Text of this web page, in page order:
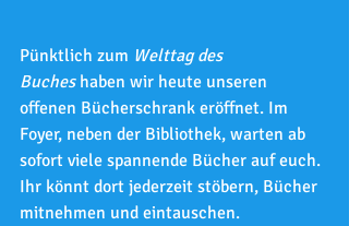
Pünktlich zum Welttag des
Buches haben wir heute unseren
offenen Bücherschrank eröffnet. Im
Foyer, neben der Bibliothek, warten ab
sofort viele spannende Bücher auf euch.
Ihr könnt dort jederzeit stöbern, Bücher
mitnehmen und eintauschen.